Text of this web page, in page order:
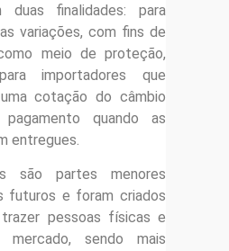
duas finalidades: para
variações, com fins de
meio de proteção,
importadores que
uma cotação do câmbio
quando as
entregues.
são partes menores
futuros e foram criados
pessoas físicas e
sendo mais